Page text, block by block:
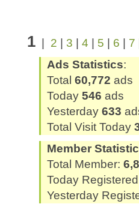
1 2 3 4 5 6 7
Ads Statistics:
Total 60,772 ads
Today 546 ads
Yesterday 633
Total Visit Today
Member
Total Member:
Today
Yesterday